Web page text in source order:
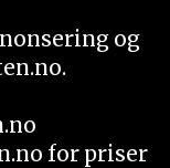
og
for priser